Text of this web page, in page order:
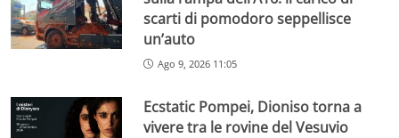
scarti di pomodoro seppellisce
un’auto
Ago 9, 2026 11:05
Ecstatic Pompei, Dioniso torna a
vivere tra le rovine del Vesuvio